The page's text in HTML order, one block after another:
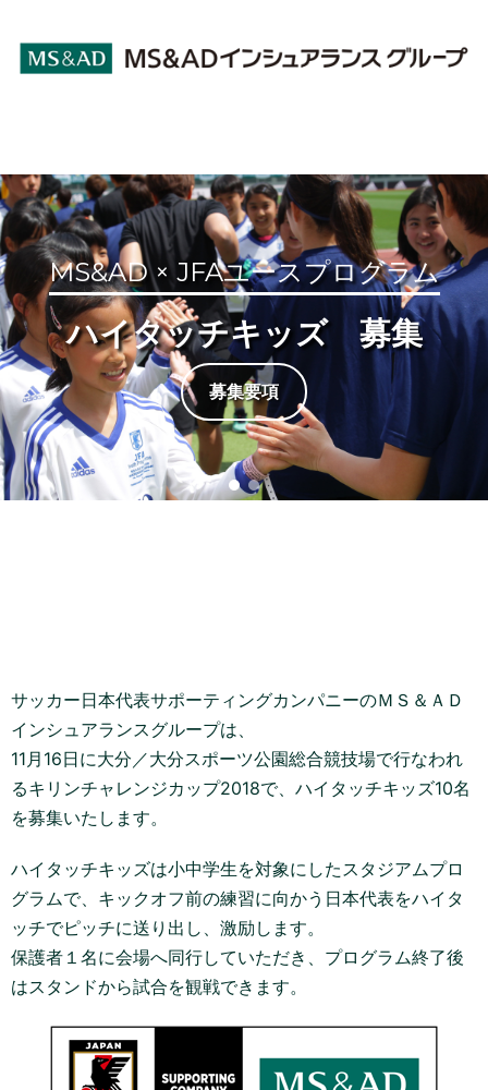
MS&AD × JFAユースプログラム
ハイタッチキッズ 募集
募集要項
サッカー日本代表サポーティングカンパニーのＭＳ＆ＡＤ
インシュアランスグループは、
11月16日に大分／大分スポーツ公園総合競技場で行なわれ
るキリンチャレンジカップ2018で、ハイタッチキッズ10名
を募集いたします。
ハイタッチキッズは小中学生を対象にしたスタジアムプロ
グラムで、キックオフ前の練習に向かう日本代表をハイタ
ッチでピッチに送り出し、激励します。
保護者１名に会場へ同行していただき、プログラム終了後
はスタンドから試合を観戦できます。